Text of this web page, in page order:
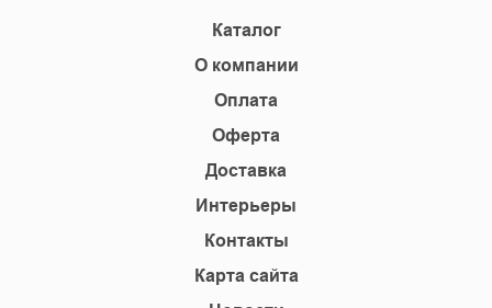
Каталог
О компании
Оплата
Оферта
Доставка
Интерьеры
Контакты
Карта сайта